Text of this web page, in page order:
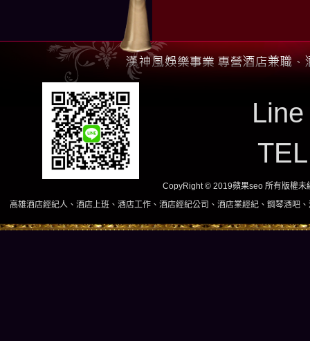
CopyRight © 2019蘋果seo 所有版權未
人、酒店上班、酒店工作、酒店經紀公司、酒店業經紀、鋼琴酒吧、酒店小姐